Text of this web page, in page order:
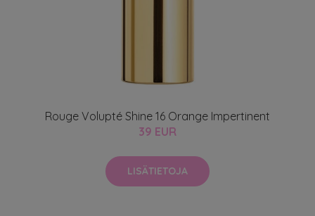
Rouge Volupté Shine 16 Orange Impertinent
39 EUR
LISÄTIETOJA